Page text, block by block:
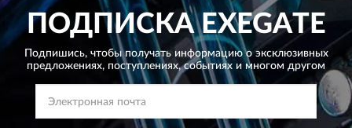
ПОДПИСКАEXEGATE
Подпишись, чтобы получать информацию о эксклюзивных
предложениях, поступлениях, событиях и многом другом